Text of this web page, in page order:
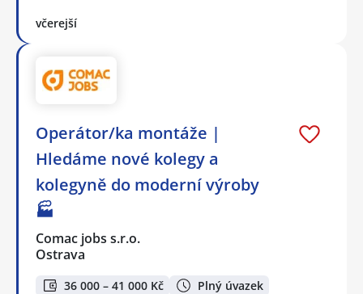
včerejší
Operátor/ka montáže |
Hledáme nové kolegy a
kolegyně do moderní výroby
🏭
Comac jobs s.r.o.
Ostrava
36 000 – 41 000 Kč Plný úvazek